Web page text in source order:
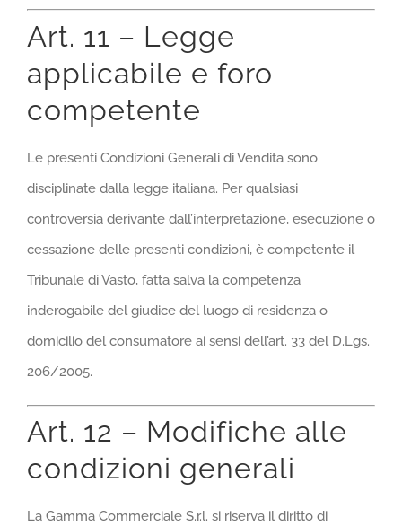
Art. 11 – Legge
applicabile e foro
competente
Le presenti Condizioni Generali di Vendita sono
disciplinate dalla legge italiana. Per qualsiasi
controversia derivante dall’interpretazione, esecuzione o
cessazione delle presenti condizioni, è competente il
Tribunale di Vasto, fatta salva la competenza
inderogabile del giudice del luogo di residenza o
domicilio del consumatore ai sensi dell’art. 33 del D.Lgs.
206/2005.
Art. 12 – Modifiche alle
condizioni generali
La Gamma Commerciale S.r.l. si riserva il diritto di